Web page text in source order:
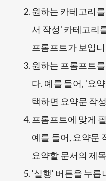
원하는 카테고리
서 작성' 카테고리
프롬프트가 보입
원하는 프롬프트
다. 예를 들어, '요
택하면 요약문 작
프롬프트에 맞게
예를 들어, 요약문
요약할 문서의 제
'실행' 버튼을 누릅